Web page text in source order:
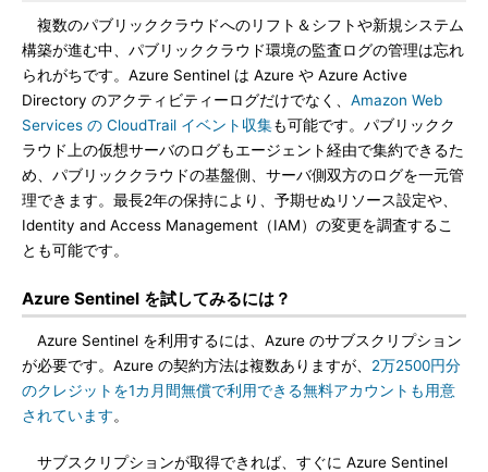
複数のパブリッククラウドへのリフト＆シフトや新規システム
構築が進む中、パブリッククラウド環境の監査ログの管理は忘れ
られがちです。Azure Sentinel は Azure や Azure Active
Directory のアクティビティーログだけでなく、 Amazon Web
Services の CloudTrail イベント収集も可能です。パブリックク
ラウド上の仮想サーバのログもエージェント経由で集約できるた
め、パブリッククラウドの基盤側、サーバ側双方のログを一元管
理できます。最長2年の保持により、予期せぬリソース設定や、
Identity and Access Management（IAM）の変更を調査するこ
とも可能です。
Azure Sentinel を試してみるには？
Azure Sentinel を利用するには、Azure のサブスクリプション
が必要です。Azure の契約方法は複数ありますが、 2万2500円分
のクレジットを1カ月間無償で利用できる無料アカウントも用意
されています。
サブスクリプションが取得できれば、すぐに Azure Sentinel